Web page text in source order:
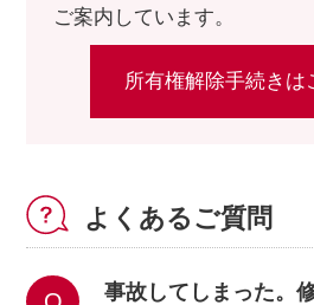
ご案内しています。
所有権解除手続きは
よくあるご質問
事故してしまった。